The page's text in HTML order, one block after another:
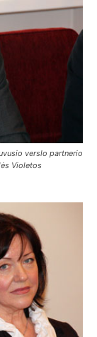
verslo partnerio
Violetos